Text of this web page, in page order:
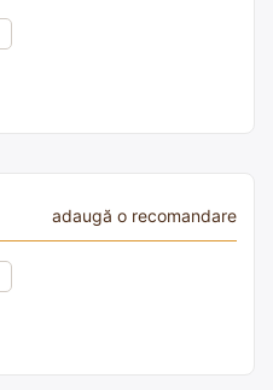
adaugă o recomandare